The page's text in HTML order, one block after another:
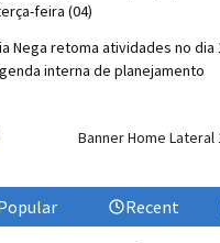
feira (04)
Nega retoma atividades no
interna de planejamento
Recent